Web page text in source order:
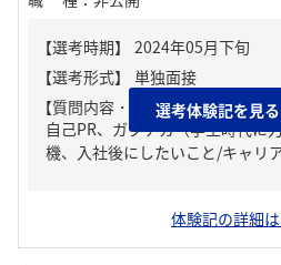
【質問内容・課題】
自己PR、ガクチカ（学生時代に
機、入社後にしたいこと/キャリ
選考体験記を見る
体験記の詳細